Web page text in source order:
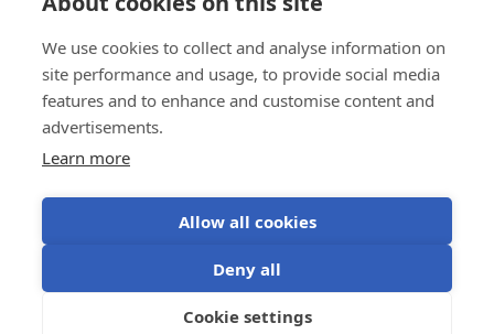
We use cookies to collect and analyse information on
site performance and usage, to provide social media
features and to enhance and customise content and
advertisements.
Learn more
Allow all cookies
Deny all
Cookie settings
Yksityisyyskäytäntö
©Victron Energy 2026